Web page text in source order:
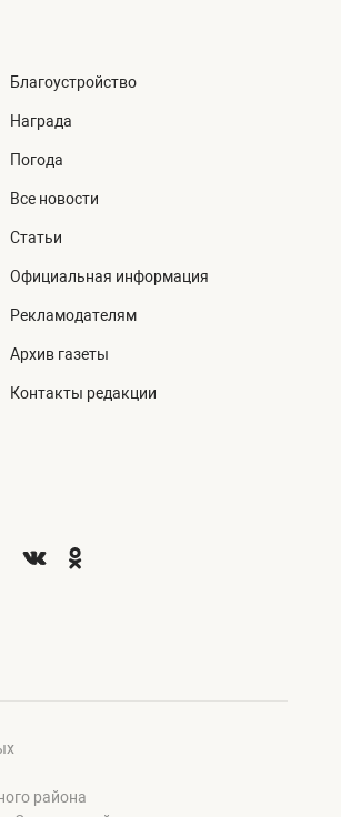
Благоустройство
Награда
Погода
Все новости
Статьи
Официальная информация
Рекламодателям
Архив газеты
Контакты редакции
района